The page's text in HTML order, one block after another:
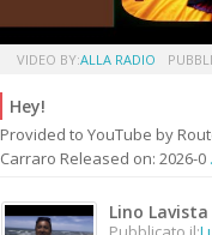
VIDEO BY:ALLA RADIO
Hey!
Provided to YouTube by
Carraro Released on: 2026-0
Lino